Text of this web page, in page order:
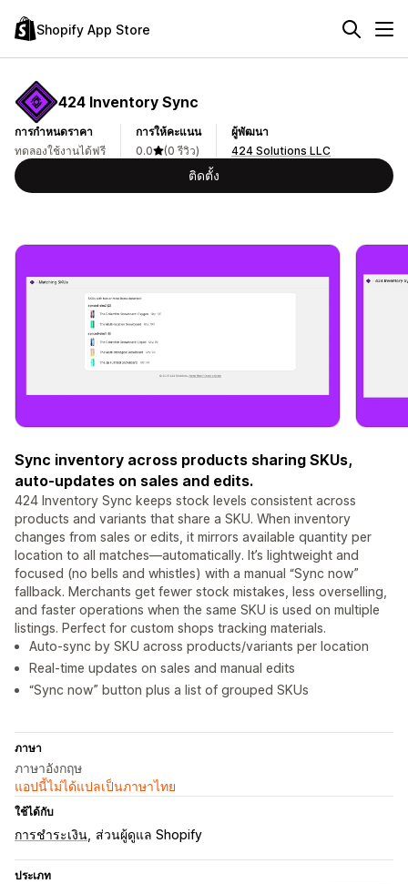
Shopify App Store
424 Inventory Sync
การกำหนดราคา
ทดลองใช้งานได้ฟรี
การให้คะแนน
0.0
(0 รีวิว)
ผู้พัฒนา
424 Solutions LLC
ติดตั้ง
Sync inventory across products sharing SKUs,
auto-updates on sales and edits.
424 Inventory Sync keeps stock levels consistent across
products and variants that share a SKU. When inventory
changes from sales or edits, it mirrors available quantity per
location to all matches—automatically. It’s lightweight and
focused (no bells and whistles) with a manual “Sync now”
fallback. Merchants get fewer stock mistakes, less overselling,
and faster operations when the same SKU is used on multiple
listings. Perfect for custom shops tracking materials.
Auto-sync by SKU across products/variants per location
Real-time updates on sales and manual edits
“Sync now” button plus a list of grouped SKUs
ภาษา
ภาษาอังกฤษ
แอปนี้ไม่ได้แปลเป็นภาษาไทย
ใช้ได้กับ
การชำระเงิน ส่วนผู้ดูแล Shopify
ประเภท